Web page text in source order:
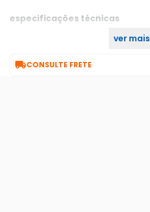
especificações técnicas
ver mais
CONSULTE FRETE